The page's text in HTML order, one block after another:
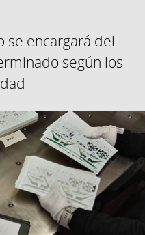
encargará del
según los